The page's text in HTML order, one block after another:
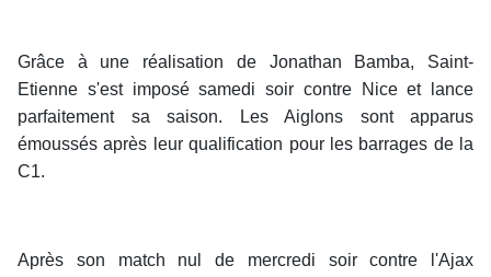
Grâce à une réalisation de Jonathan Bamba, Saint-
Etienne s'est imposé samedi soir contre Nice et lance
parfaitement sa saison. Les Aiglons sont apparus
émoussés après leur qualification pour les barrages de la
C1.
Après son match nul de mercredi soir contre l'Ajax